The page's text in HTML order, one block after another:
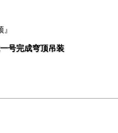
号完成穹顶吊装